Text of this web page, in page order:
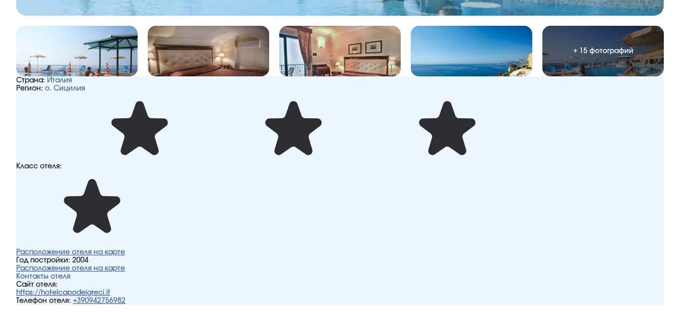
+ 15 фотографий
Страна: Италия
Регион: о. Сицилия
Класс отеля:
Расположение отеля на карте
Год постройки: 2004
Расположение отеля на карте
Контакты отеля
Сайт отеля:
https://hotelcapodeigreci.it
Телефон отеля: +390942756982